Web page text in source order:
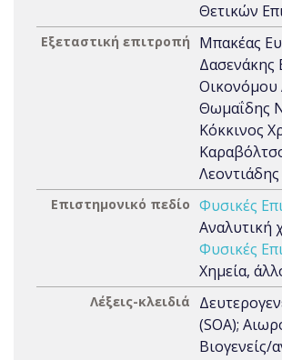
Θετικών
Εξεταστική επιτροπή
Μπακέας
Δασενάκης
Οικονόμου
Θωμαΐδης
Κόκκινος
Επιστημονικό πεδίο Φυσικές
Αναλυτική
Φυσικές
Χημεία,
Λέξεις-κλειδιά
(SOA);
Βιογενείς/